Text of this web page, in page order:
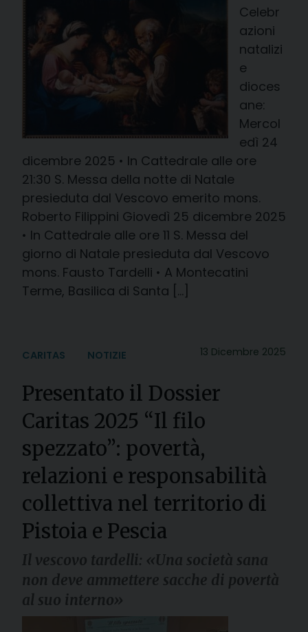
Celebr
azioni
natalizi
e
dioces
ane:
Mercol
edì 24
dicembre 2025 • In Cattedrale alle ore
21:30 S. Messa della notte di Natale
presieduta dal Vescovo emerito mons.
Roberto Filippini Giovedì 25 dicembre 2025
• In Cattedrale alle ore 11 S. Messa del
giorno di Natale presieduta dal Vescovo
mons. Fausto Tardelli • A Montecatini
Terme, Basilica di Santa […]
13 Dicembre 2025
CARITAS NOTIZIE
Presentato il Dossier
Caritas 2025 “Il filo
spezzato”: povertà,
relazioni e responsabilità
collettiva nel territorio di
Pistoia e Pescia
Il vescovo tardelli: «Una società sana
non deve ammettere sacche di povertà
al suo interno»